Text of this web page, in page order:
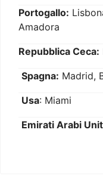
Portogallo:
Amadora
Repubblica Ceca:
Spagna: Madrid,
Usa: Miami
Emirati Arabi